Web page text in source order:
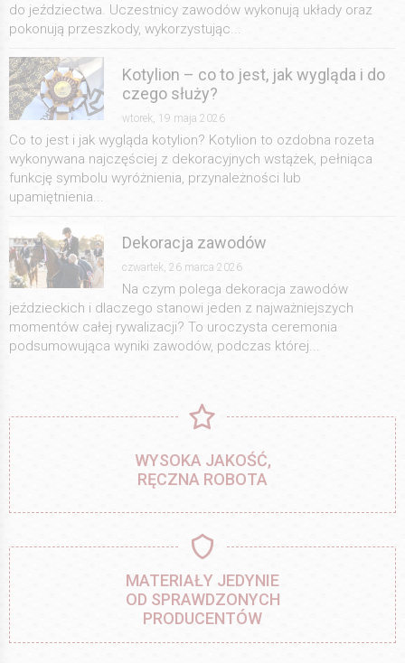
do jeździectwa. Uczestnicy zawodów wykonują układy oraz
pokonują przeszkody, wykorzystując...
Kotylion – co to jest, jak wygląda i do
czego służy?
wtorek, 19 maja 2026
Co to jest i jak wygląda kotylion? Kotylion to ozdobna rozeta
wykonywana najczęściej z dekoracyjnych wstążek, pełniąca
funkcję symbolu wyróżnienia, przynależności lub
upamiętnienia...
Dekoracja zawodów
czwartek, 26 marca 2026
Na czym polega dekoracja zawodów
jeździeckich i dlaczego stanowi jeden z najważniejszych
momentów całej rywalizacji? To uroczysta ceremonia
podsumowująca wyniki zawodów, podczas której...
WYSOKA JAKOŚĆ,
RĘCZNA ROBOTA
MATERIAŁY JEDYNIE
OD SPRAWDZONYCH
PRODUCENTÓW